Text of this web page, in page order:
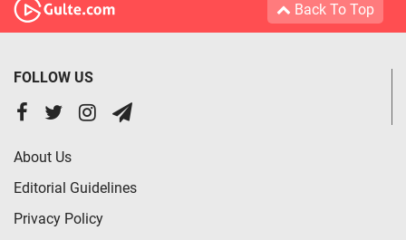
Back To Top
FOLLOW US
About Us
Editorial Guidelines
Privacy Policy